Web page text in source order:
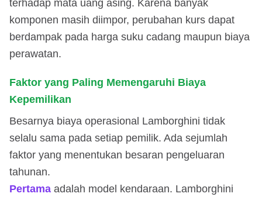
terhadap mata uang asing. Karena banyak
komponen masih diimpor, perubahan kurs dapat
berdampak pada harga suku cadang maupun biaya
perawatan.
Faktor yang Paling Memengaruhi Biaya
Kepemilikan
Besarnya biaya operasional Lamborghini tidak
selalu sama pada setiap pemilik. Ada sejumlah
faktor yang menentukan besaran pengeluaran
tahunan.
Pertama adalah model kendaraan. Lamborghini